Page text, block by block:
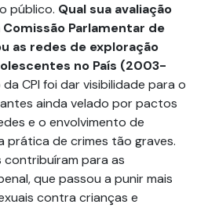
público. Qual sua avaliação
Parlamentar de
as redes de exploração
no País (2003-
CPI foi dar visibilidade para o
ainda velado por pactos
e o envolvimento de
prática de crimes tão graves.
contribuíram para as
que passou a punir mais
contra crianças e